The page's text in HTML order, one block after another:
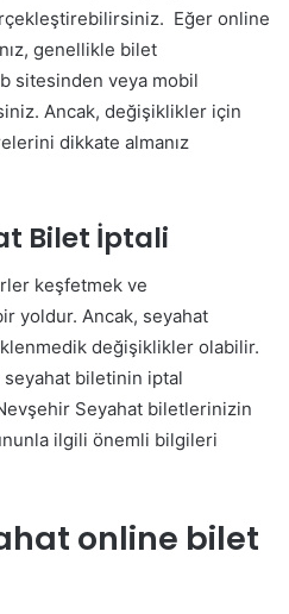
Eğer online
genellikle bilet
sitesinden veya mobil
Ancak, değişiklikler için
dikkate almanız
Bilet İptali
keşfetmek ve
yoldur. Ancak, seyahat
değişiklikler olabilir.
biletinin iptal
Seyahat biletlerinizin
ilgili önemli bilgileri
online bilet